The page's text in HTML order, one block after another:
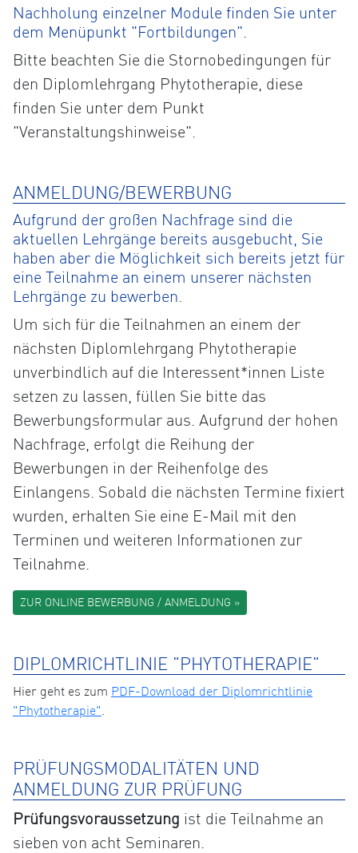
Nachholung einzelner Module finden Sie unter
dem Menüpunkt "Fortbildungen".
Bitte beachten Sie die Stornobedingungen für
den Diplomlehrgang Phytotherapie, diese
finden Sie unter dem Punkt
"Veranstaltungshinweise".
ANMELDUNG/BEWERBUNG
Aufgrund der großen Nachfrage sind die
aktuellen Lehrgänge bereits ausgebucht, Sie
haben aber die Möglichkeit sich bereits jetzt für
eine Teilnahme an einem unserer nächsten
Lehrgänge zu bewerben.
Um sich für die Teilnahmen an einem der
nächsten Diplomlehrgang Phytotherapie
unverbindlich auf die Interessent*innen Liste
setzen zu lassen, füllen Sie bitte das
Bewerbungsformular aus. Aufgrund der hohen
Nachfrage, erfolgt die Reihung der
Bewerbungen in der Reihenfolge des
Einlangens. Sobald die nächsten Termine fixiert
wurden, erhalten Sie eine E-Mail mit den
Terminen und weiteren Informationen zur
Teilnahme.
ZUR ONLINE BEWERBUNG / ANMELDUNG »
DIPLOMRICHTLINIE "PHYTOTHERAPIE"
Hier geht es zum PDF-Download der Diplomrichtlinie
"Phytotherapie"
PRÜFUNGSMODALITÄTEN UND
ANMELDUNG ZUR PRÜFUNG
Prüfungsvoraussetzung ist die Teilnahme an
sieben von acht Seminaren.